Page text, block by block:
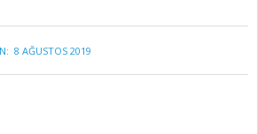
8 AĞUSTOS 2019